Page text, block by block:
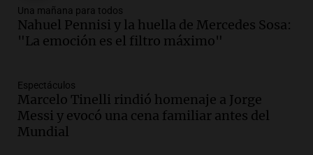
Episodios
Audio.La historia de la servilleta que
firmó Jorge Messi para el primer
Episodios
Audio.Joan Gaspart: "Sin Jorge, no sé si
Messi hubiera llegado adonde llegó"
Una mañana para todos
Nahuel Pennisi y la huella de Mercedes Sosa:
"La emoción es el filtro máximo"
Espectáculos
Marcelo Tinelli rindió homenaje a Jorge
Messi y evocó una cena familiar antes del
Mundial